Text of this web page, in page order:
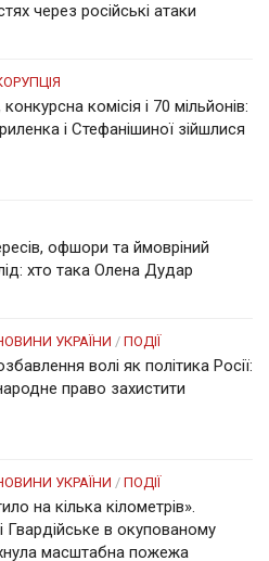
через російські атаки
комісія і 70 мільйонів:
і Стефанішиної зійшлися
офшори та ймовріний
хто така Олена Дудар
УКРАЇНИ / ПОДІЇ
волі як політика Росії:
право захистити
УКРАЇНИ / ПОДІЇ
на кілька кілометрів».
Гвардійське в окупованому
масштабна пожежа